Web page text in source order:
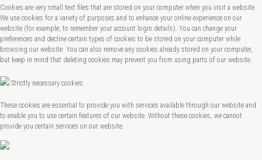
Cookies are very small text files that are stored on your computer when you visit a website.
We use cookies for a variety of purposes and to enhance your online experience on our
website (for example, to remember your account login details). You can change your
preferences and decline certain types of cookies to be stored on your computer while
browsing our website. You can also remove any cookies already stored on your computer,
but keep in mind that deleting cookies may prevent you from using parts of our website.
Strictly necessary cookies
These cookies are essential to provide you with services available through our website and
to enable you to use certain features of our website. Without these cookies, we cannot
provide you certain services on our website.